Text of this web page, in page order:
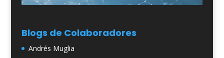
Blogs de Colaboradores
Andrés Muglia